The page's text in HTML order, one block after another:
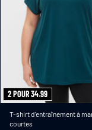
2 POUR 34.99
T-shirt d'entraînement à
courtes